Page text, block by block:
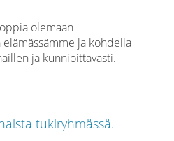
olemaan
ja kohdella
ja kunnioittavasti.